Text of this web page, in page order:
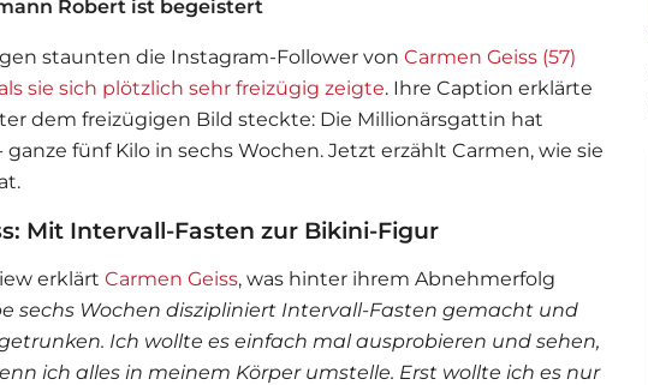
Robert ist begeistert
staunten die Instagram-Follower von Carmen Geiss (57)
sie sich plötzlich sehr freizügig zeigte. Ihre Caption erklärte
dem freizügigen Bild steckte: Die Millionärsgattin hat
fünf Kilo in sechs Wochen. Jetzt erzählt Carmen, wie sie
Mit Intervall-Fasten zur Bikini-Figur
erklärt Carmen Geiss, was hinter ihrem Abnehmerfolg
sechs Wochen diszipliniert Intervall-Fasten gemacht und
Ich wollte es einfach mal ausprobieren und sehen,
ich alles in meinem Körper umstelle. Erst wollte ich es nur